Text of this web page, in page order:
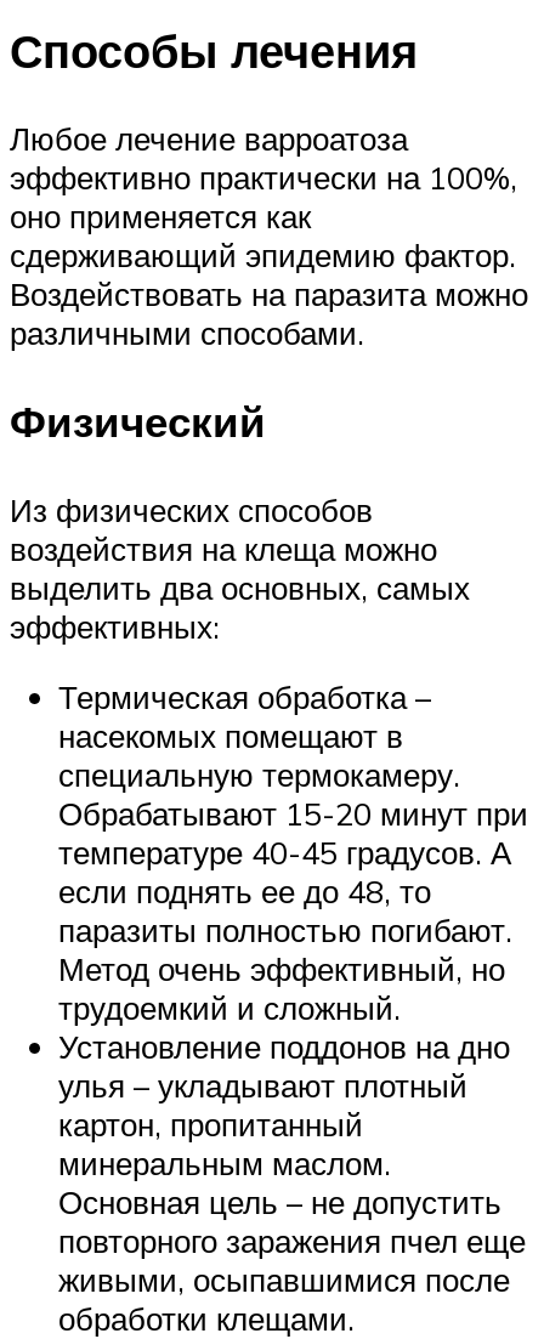
Способы лечения
Любое лечение варроатоза
эффективно практически на 100%,
оно применяется как
сдерживающий эпидемию фактор.
Воздействовать на паразита можно
различными способами.
Физический
Из физических способов
воздействия на клеща можно
выделить два основных, самых
эффективных:
Термическая обработка –
насекомых помещают в
специальную термокамеру.
Обрабатывают 15-20 минут при
температуре 40-45 градусов. А
если поднять ее до 48, то
паразиты полностью погибают.
Метод очень эффективный, но
трудоемкий и сложный.
Установление поддонов на дно
улья – укладывают плотный
картон, пропитанный
минеральным маслом.
Основная цель – не допустить
повторного заражения пчел еще
живыми, осыпавшимися после
обработки клещами.